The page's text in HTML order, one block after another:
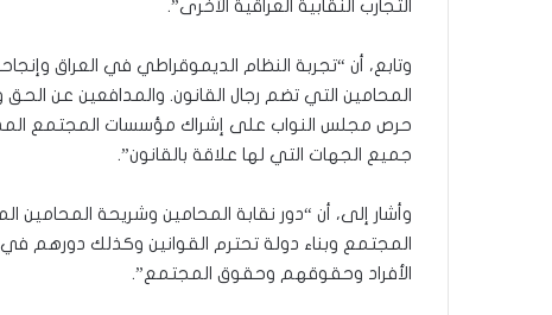
التجارب النقابية العراقية الأخرى”.
وتابع، أن “تجربة النظام الديموقراطي في العراق
المحامين التي تضم رجال القانون. والمدافعين عن
حرص مجلس النواب على إشراك مؤسسات المجتمع
جميع الجهات التي لها علاقة بالقانون”.
وأشار إلى، أن “دور نقابة المحامين وشريحة
المجتمع وبناء دولة تحترم القوانين وكذلك دورهم
الأفراد وحقوقهم وحقوق المجتمع”.